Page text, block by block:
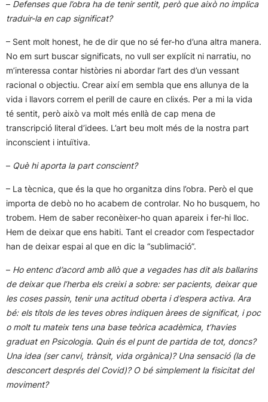
– Defenses que l’obra ha de tenir sentit, però que això no implica
traduir-la en cap significat?
– Sent molt honest, he de dir que no sé fer-ho d’una altra manera.
No em surt buscar significats, no vull ser explícit ni narratiu, no
m’interessa contar històries ni abordar l’art des d’un vessant
racional o objectiu. Crear així em sembla que ens allunya de la
vida i llavors correm el perill de caure en clixés. Per a mi la vida
té sentit, però això va molt més enllà de cap mena de
transcripció literal d’idees. L’art beu molt més de la nostra part
inconscient i intuïtiva.
– Què hi aporta la part conscient?
– La tècnica, que és la que ho organitza dins l’obra. Però el que
importa de debò no ho acabem de controlar. No ho busquem, ho
trobem. Hem de saber reconèixer-ho quan apareix i fer-hi lloc.
Hem de deixar que ens habiti. Tant el creador com l’espectador
han de deixar espai al que en dic la “sublimació”.
– Ho entenc d’acord amb allò que a vegades has dit als ballarins
de deixar que l’herba els creixi a sobre: ser pacients, deixar que
les coses passin, tenir una actitud oberta i d’espera activa. Ara
bé: els títols de les teves obres indiquen àrees de significat, i poc
o molt tu mateix tens una base teòrica acadèmica, t’havies
graduat en Psicologia. Quin és el punt de partida de tot, doncs?
Una idea (ser canvi, trànsit, vida orgànica)? Una sensació (la de
desconcert després del Covid)? O bé simplement la fisicitat del
moviment?